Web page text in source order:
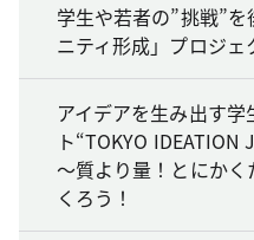
学生や若者の”挑戦”
ニティ形成」プロジェ
アイデアを生み出す
ト“TOKYO
～質より量！とにか
くろう！